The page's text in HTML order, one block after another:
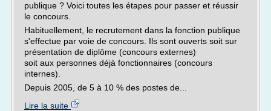
publique ? Voici toutes les étapes pour passer et réussir
le concours.
Habituellement, le recrutement dans la fonction publique
s'effectue par voie de concours. Ils sont ouverts soit sur
pré­sentation de diplôme (concours externes)
soit aux personnes déjà fonctionnaires (concours
internes).
Depuis 2005, de 5 à 10 % des postes de...
Lire la suite